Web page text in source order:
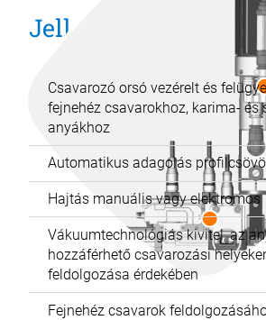
Jellemzők
Csavarozó orsó vezérelt és
fejnehéz csavarokhoz, karima- és
anyákhoz
Automatikus adagolás
Hajtás manuális vagy elektromos
Vákuumtechnológiás kivitel, az
hozzáférhető csavarozási
feldolgozása érdekében
Fejnehéz csavarok